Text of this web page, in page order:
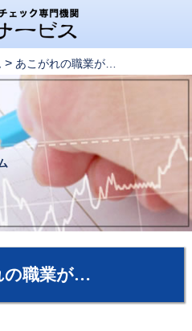
> あこがれの職業が…
の職業が…